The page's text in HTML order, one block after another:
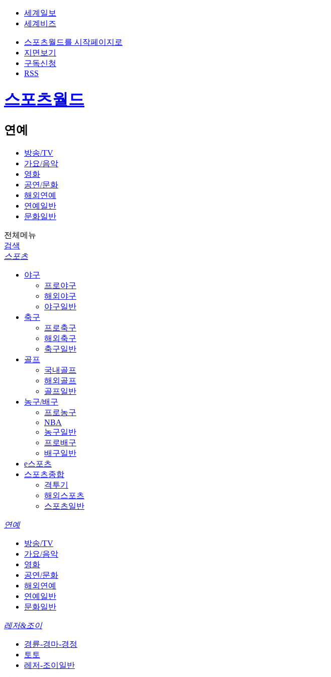
세계일보
세계비즈
스포츠월드를 시작페이지로
지면보기
구독신청
RSS
스포츠월드
연예
방송/TV
가요/음악
영화
공연/문화
해외연예
연예일반
문화일반
전체메뉴
검색
스포츠
야구
프로야구
해외야구
야구일반
축구
프로축구
해외축구
축구일반
골프
국내골프
해외골프
골프일반
농구/배구
프로농구
NBA
농구일반
프로배구
배구일반
e스포츠
스포츠종합
격투기
해외스포츠
스포츠일반
연예
방송/TV
가요/음악
영화
공연/문화
해외연예
연예일반
문화일반
레저&조이
경륜-경마-경정
토토
레저-조이일반